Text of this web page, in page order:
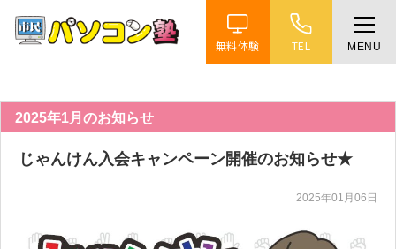
無料体験 TEL MENU
特徴
講座紹介
教室案内
2025年1月のお知らせ
じゃんけん入会キャンペーン開催のお知らせ★
2025年01月06日